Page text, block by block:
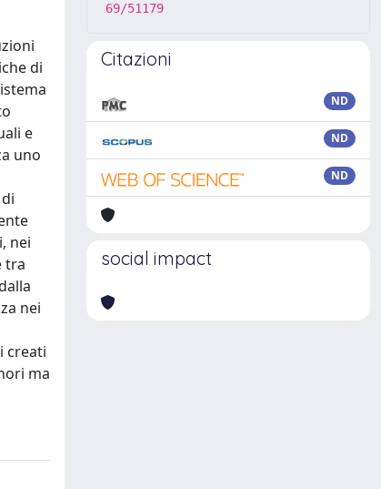
di
e
uno
nei
tra
nei
creati
ma
69/51179
Citazioni
ND
ND
ND
social impact